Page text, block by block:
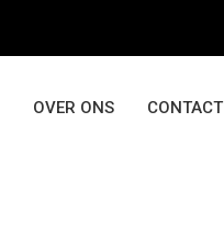
OVER ONS CONTACT